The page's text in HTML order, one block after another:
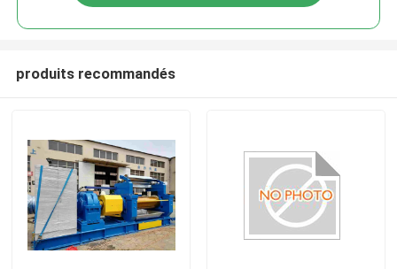
produits recommandés